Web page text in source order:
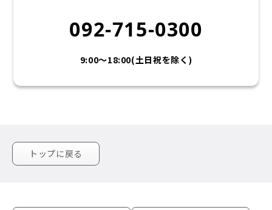
092-715-0300
9:00〜18:00(土日祝を除く)
トップに戻る